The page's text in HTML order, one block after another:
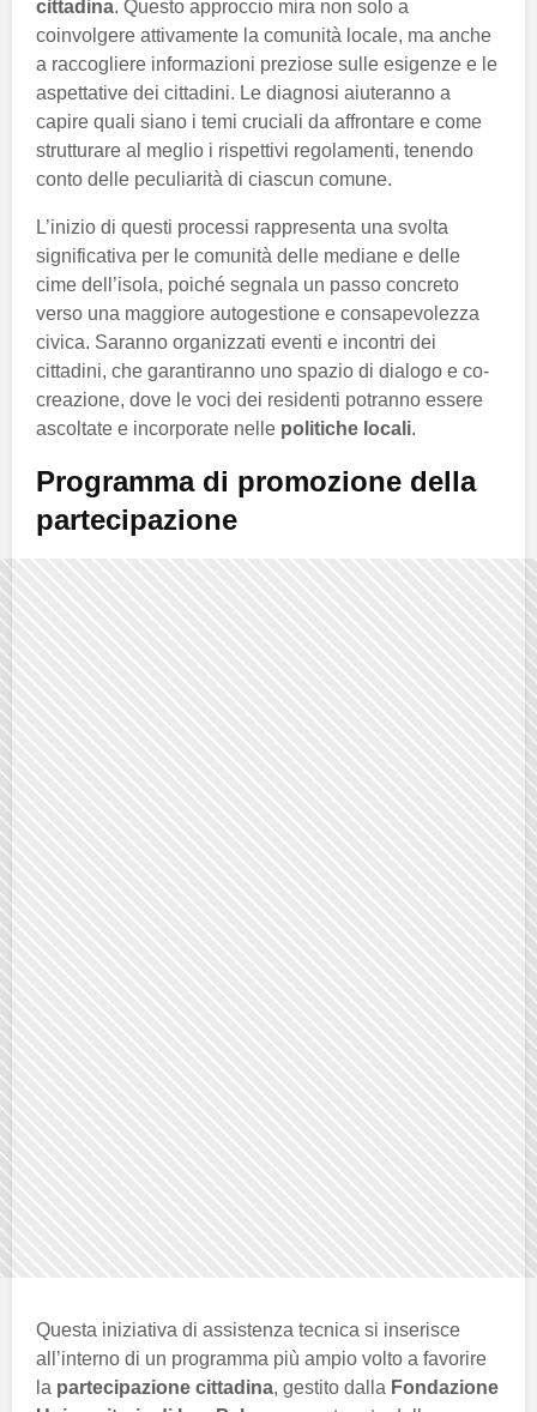
cittadina. Questo approccio mira non solo a
coinvolgere attivamente la comunità locale, ma anche
a raccogliere informazioni preziose sulle esigenze e le
aspettative dei cittadini. Le diagnosi aiuteranno a
capire quali siano i temi cruciali da affrontare e come
strutturare al meglio i rispettivi regolamenti, tenendo
conto delle peculiarità di ciascun comune.
L’inizio di questi processi rappresenta una svolta
significativa per le comunità delle mediane e delle
cime dell’isola, poiché segnala un passo concreto
verso una maggiore autogestione e consapevolezza
civica. Saranno organizzati eventi e incontri dei
cittadini, che garantiranno uno spazio di dialogo e co-
creazione, dove le voci dei residenti potranno essere
ascoltate e incorporate nelle politiche locali.
Programma di promozione della
partecipazione
Questa iniziativa di assistenza tecnica si inserisce
all’interno di un programma più ampio volto a favorire
la partecipazione cittadina, gestito dalla Fondazione